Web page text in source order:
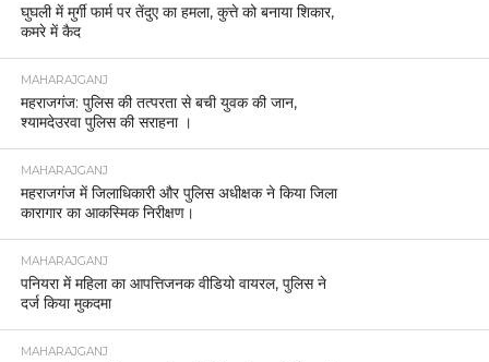
घुघली में मुर्गी फार्म पर तेंदुए का हमला, कुत्ते को बनाया शिकार,
कमरे में कैद
MAHARAJGANJ
महराजगंज: पुलिस की तत्परता से बची युवक की जान,
श्यामदेउरवा पुलिस की सराहना ।
MAHARAJGANJ
महराजगंज में जिलाधिकारी और पुलिस अधीक्षक ने किया जिला
कारागार का आकस्मिक निरीक्षण।
MAHARAJGANJ
पनियरा में महिला का आपत्तिजनक वीडियो वायरल, पुलिस ने
दर्ज किया मुकदमा
MAHARAJGANJ